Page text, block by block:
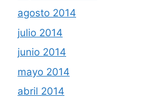
agosto 2014
julio 2014
junio 2014
mayo 2014
abril 2014